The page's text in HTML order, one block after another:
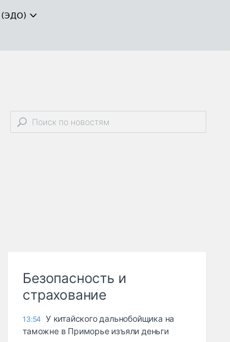
(ЭДО)
Безопасность и
страхование
13:54
У китайского дальнобойщика на
таможне в Приморье изъяли деньги